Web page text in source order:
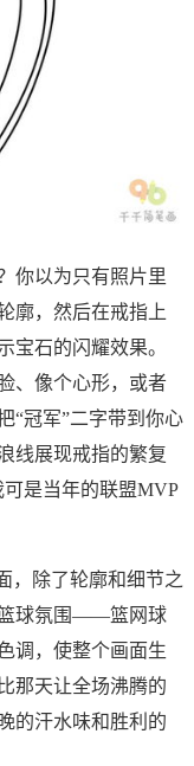
你以为只有照片里
廓，然后在戒指上
宝石的闪耀效果。
、像个心形，或者
“冠军”二字带到你心
线展现戒指的繁复
是当年的联盟MVP
，除了轮廓和细节之
篮球氛围——篮网球
调，使整个画面生
那天让全场沸腾的
的汗水味和胜利的